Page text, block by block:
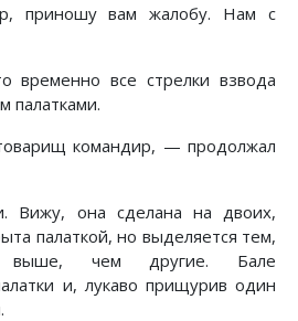
приношу вам жалобу. Нам с
временно все стрелки взвода
палатками.
командир, — продолжал
Вижу, она сделана на двоих,
палаткой, но выделяется тем,
выше, чем другие. Бале
и, лукаво прищурив один